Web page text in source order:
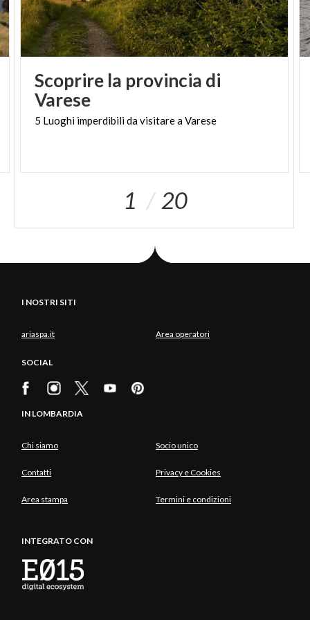
Scoprire la provincia di
Varese
5 Luoghi imperdibilidavisitareaVarese
1 20
I NOSTRI SITI
ariaspa.it Area operatori
SOCIAL
IN LOMBARDIA
Chi siamo Socio unico
Contatti Privacy e Cookies
Area stampa Termini e condizioni
INTEGRATO CON